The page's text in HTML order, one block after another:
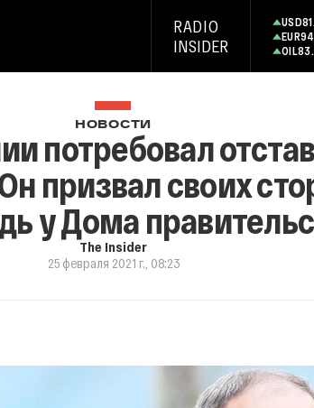
RADIO
INSIDER
USD
EUR
OIL
НОВОСТИ
потребовал
призвал своих
у Дома
The Insider
25 февраля 2021 г., 08:23